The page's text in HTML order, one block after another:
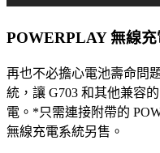
POWERPLAY 無線充
再也不必擔心電池壽命問
統，讓 G703 和其他兼容
電。*只需連接附帶的
無線充電系統另售。